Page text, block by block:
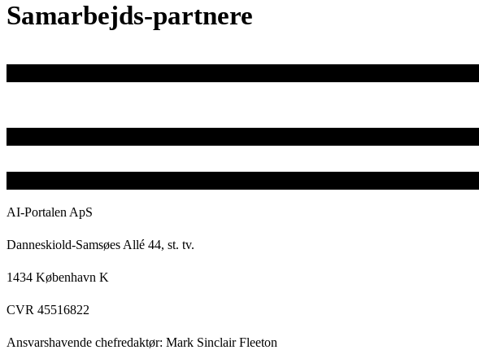
Samarbejds-partnere
AI-Portalen ApS
Danneskiold-Samsøes Allé 44, st. tv.
1434 København K
CVR 45516822
Ansvarshavende chefredaktør: Mark Sinclair Fleeton